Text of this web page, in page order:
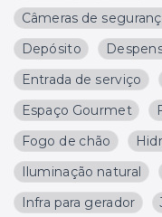
Câmeras de
Depósito
Entrada de serviço
Espaço Gourmet
Fogo de chão
Iluminação natural
Infra para gerador